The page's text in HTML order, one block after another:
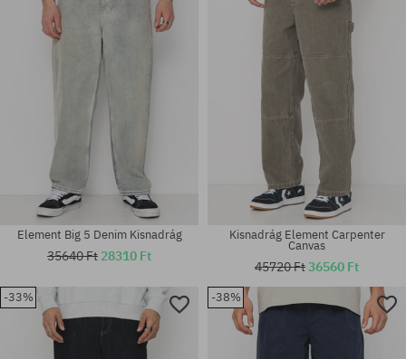
30; 31; 32; 33; 34; 36
Elérhető méretek:
30; 31
Elérhető méretek:
31; 32; 33; 34; 36
Element Big 5 Denim Kisnadrág
35640 Ft 28310 Ft
Kisnadrág Element Carpenter
Canvas
45720 Ft36560 Ft
-33% -38%